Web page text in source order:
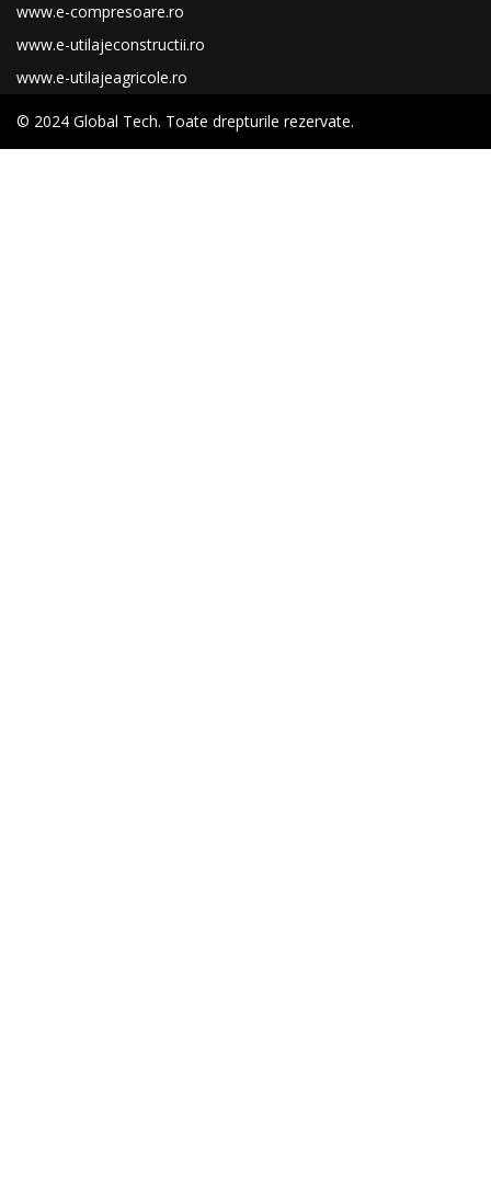
www.e-compresoare.ro
www.e-utilajeconstructii.ro
www.e-utilajeagricole.ro
© 2024 Global Tech. Toate drepturile rezervate.